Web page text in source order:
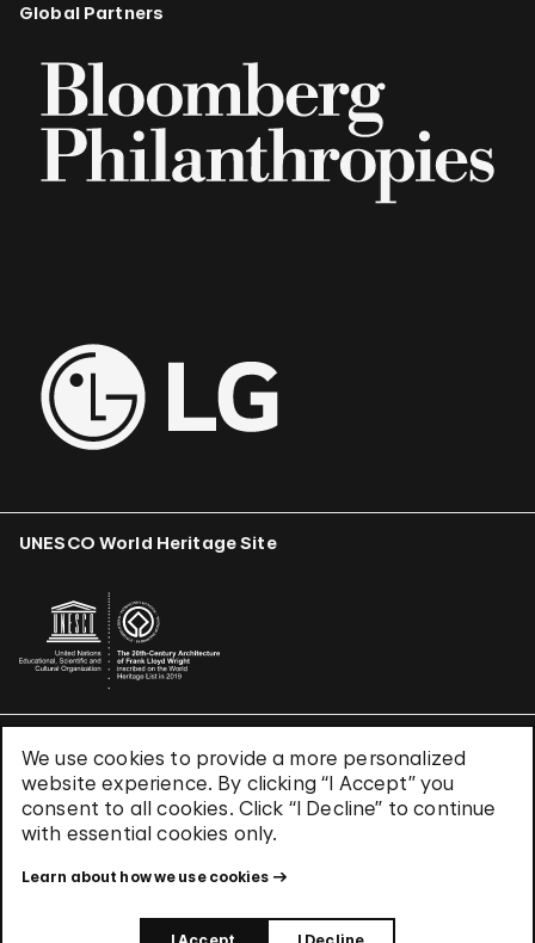
We use cookies to provide a more personalized
website experience. By clicking “I Accept” you
consent to all cookies. Click “I Decline” to continue
with essential cookies only.
Learn about how we use cookies
Global Partners
UNESCO World Heritage Site
Terms & Conditions
Privacy Policy
Use of Cookies